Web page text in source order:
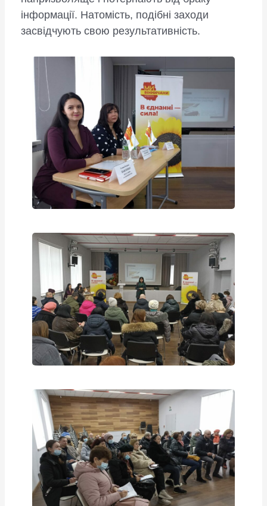
інформації. Натомість, подібні заходи
засвідчують свою результативність.